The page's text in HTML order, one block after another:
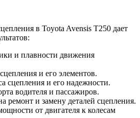
в Toyota Avensis T250 дает
и плавности движения
и его элементов.
сцепления и его надежности.
водителя и пассажиров.
ремонт и замену деталей сцепления.
от двигателя к колесам